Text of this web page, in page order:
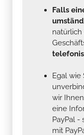
Falls
Egal wie
wir
eine
PayPal -
mit